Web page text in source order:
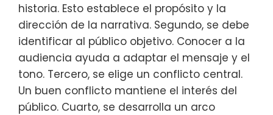
historia. Esto establece el propósito y la
dirección de la narrativa. Segundo, se debe
identificar al público objetivo. Conocer a la
audiencia ayuda a adaptar el mensaje y el
tono. Tercero, se elige un conflicto central.
Un buen conflicto mantiene el interés del
público. Cuarto, se desarrolla un arco